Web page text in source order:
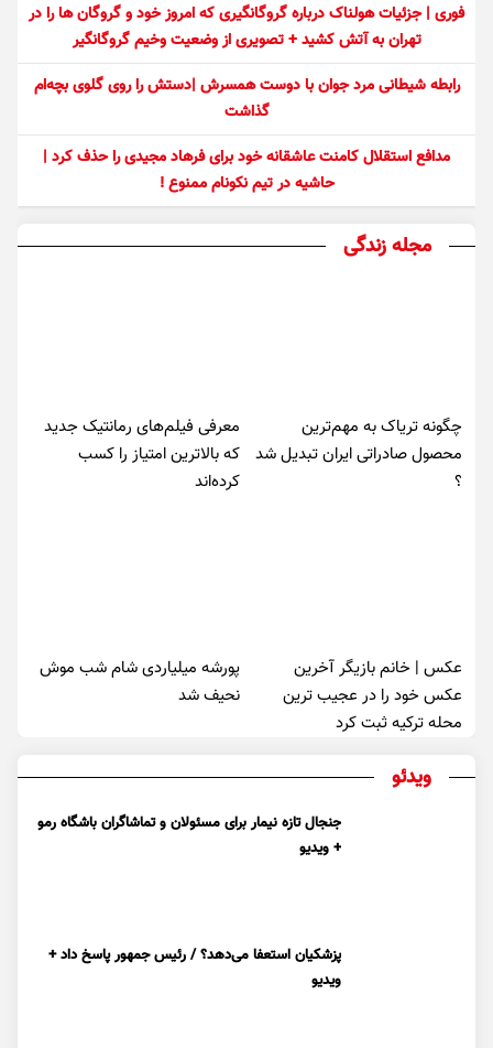
فوری | جزئیات هولناک درباره گروگانگیری که امروز خود و گروگان ها را در
تهران به آتش کشید + تصویری از وضعیت وخیم گروگانگیر
رابطه شیطانی مرد جوان با دوست همسرش |دستش را روی گلوی بچه‌ام
گذاشت
مدافع استقلال کامنت عاشقانه خود برای فرهاد مجیدی را حذف کرد |
حاشیه در تیم نکونام ممنوع !
مجله زندگی
چگونه تریاک به مهم‌ترین
محصول صادراتی ایران تبدیل شد
؟
معرفی فیلم‌های رمانتیک جدید
که بالاترین امتیاز را کسب
کرده‌اند
عکس | خانم بازیگر آخرین
عکس خود را در عجیب ترین
محله ترکیه ثبت کرد
پورشه میلیاردی شام شب موش‌
نحیف شد
ویدئو
جنجال تازه نیمار برای مسئولان و تماشاگران باشگاه رمو
+ ویدیو
پزشکیان استعفا می‌دهد؟ / رئیس جمهور پاسخ داد +
ویدیو